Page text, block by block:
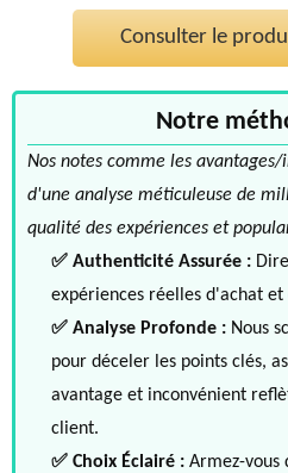
Consulter le
Notre
Nos notes comme les
d'une analyse méticuleuse de
qualité des expériences et
✅ Authenticité Assurée :
expériences réelles d'achat
✅ Analyse Profonde : Nous
pour déceler les points clés,
avantage et inconvénient
client.
✅ Choix Éclairé : Armez-vous